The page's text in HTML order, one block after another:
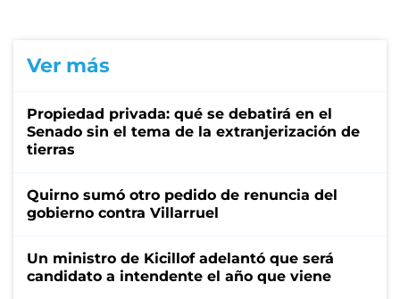
Ver más
Propiedad privada: qué se debatirá en el
Senado sin el tema de la extranjerización de
tierras
Quirno sumó otro pedido de renuncia del
gobierno contra Villarruel
Un ministro de Kicillof adelantó que será
candidato a intendente el año que viene